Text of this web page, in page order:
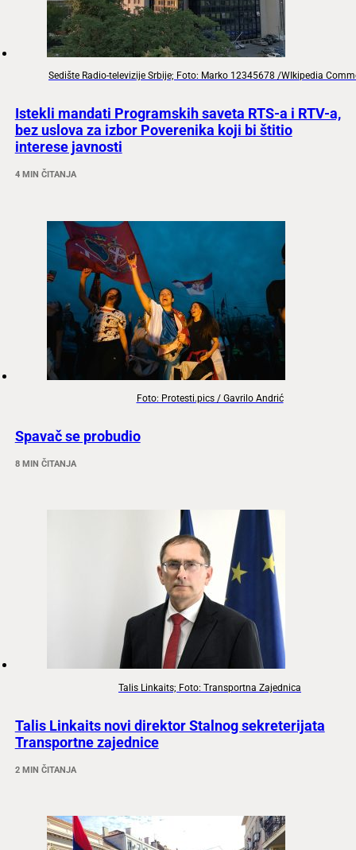
Sedište Radio-televizije Srbije; Foto: Marko 12345678 /WIkipedia
Istekli mandati Programskih saveta RTS-a i RTV-a,
bez uslova za izbor Poverenika koji bi štitio
interese javnosti
4 MIN ČITANJA
Foto: Protesti.pics / Gavrilo Andrić
Spavač se probudio
8 MIN ČITANJA
Talis Linkaits; Foto: Transportna Zajednica
Talis Linkaits novi direktor Stalnog sekreterijata
Transportne zajednice
2 MIN ČITANJA